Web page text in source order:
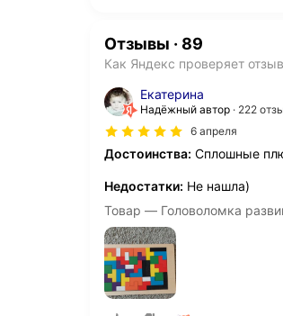
Отзывы · 89
Как Яндекс проверяет
Екатерина
Надёжный автор
222
6 апреля
Достоинства: Сплошные
Недостатки: Не нашла)
Товар — Головоломка